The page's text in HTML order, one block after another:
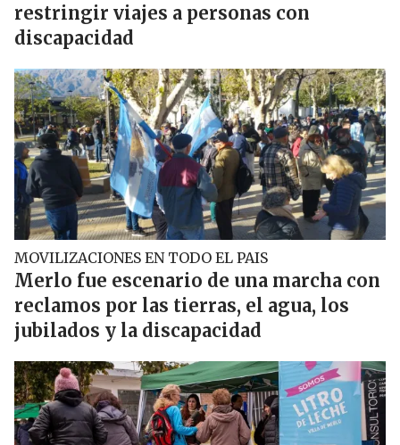
restringir viajes a personas con
discapacidad
MOVILIZACIONES EN TODO EL PAIS
Merlo fue escenario de una marcha con
reclamos por las tierras, el agua, los
jubilados y la discapacidad